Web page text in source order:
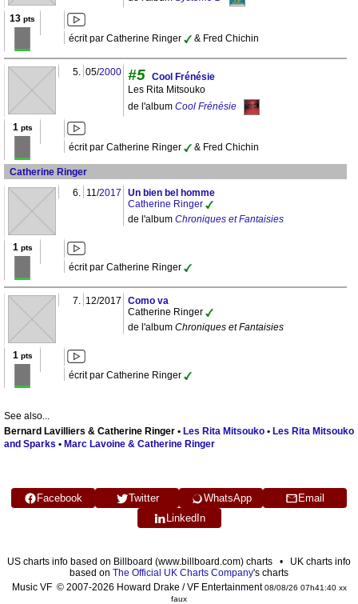
13 pts
écrit par Catherine Ringer & Fred Chichin
5. 05/2000 #5 Cool Frénésie
Les Rita Mitsouko
de l'album Cool Frénésie
1 pts
écrit par Catherine Ringer & Fred Chichin
Catherine Ringer
6.
11/2017
Un bien bel homme
Catherine Ringer
de l'album Chroniques et Fantaisies
1 pts
écrit par Catherine Ringer
7. 12/2017
Como va
Catherine Ringer
de l'album Chroniques et Fantaisies
1 pts
écrit par Catherine Ringer
See also...
Bernard Lavilliers & Catherine Ringer • Les Rita Mitsouko • Les Rita Mitsouko
and Sparks • Marc Lavoine & Catherine Ringer
Facebook Twitter WhatsApp
Email
LinkedIn
US charts info based on Billboard (www.billboard.com) charts • UK charts info
based on The Official UK Charts Company's charts
Music VF © 2007-2026 Howard Drake / VF Entertainment08/08/26 07h41:40 xx
faux